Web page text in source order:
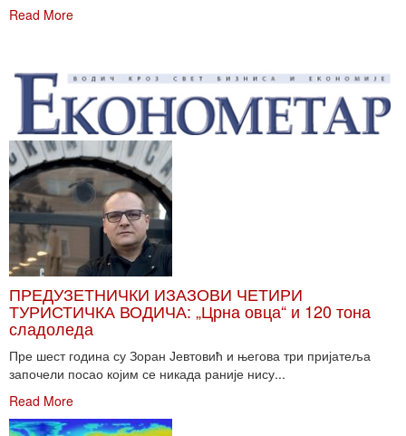
Read More
ПРЕДУЗЕТНИЧКИ ИЗАЗОВИ ЧЕТИРИ
ТУРИСТИЧКА ВОДИЧА: „Црна овца“ и 120 тона
сладоледа
Пре шест година су Зоран Јевтовић и његова три пријатеља
започели посао којим се никада раније нису...
Read More